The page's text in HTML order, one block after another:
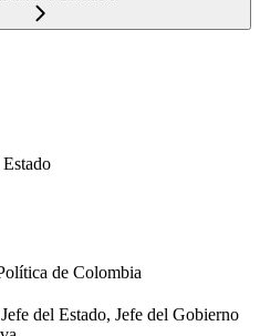
de Colombia
del Estado, Jefe del Gobierno